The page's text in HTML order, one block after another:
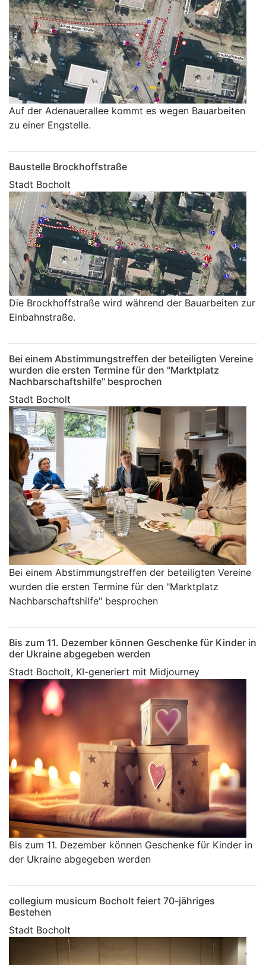
Auf der Adenauerallee kommt es wegen Bauarbeiten
zu einer Engstelle.
Baustelle Brockhoffstraße
Stadt Bocholt
Die Brockhoffstraße wird während der Bauarbeiten zur
Einbahnstraße.
Bei einem Abstimmungstreffen der beteiligten Vereine
wurden die ersten Termine für den "Marktplatz
Nachbarschaftshilfe" besprochen
Stadt Bocholt
Bei einem Abstimmungstreffen der beteiligten Vereine
wurden die ersten Termine für den "Marktplatz
Nachbarschaftshilfe" besprochen
Bis zum 11. Dezember können Geschenke für Kinder in
der Ukraine abgegeben werden
Stadt Bocholt, KI-generiert mit Midjourney
Bis zum 11. Dezember können Geschenke für Kinder in
der Ukraine abgegeben werden
collegium musicum Bocholt feiert 70-jähriges
Bestehen
Stadt Bocholt